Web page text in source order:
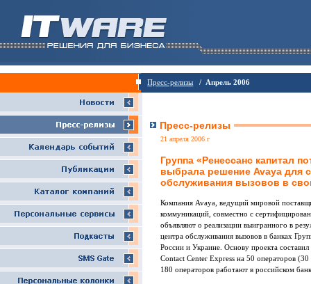
Пресс-релизы / Апрель 2006
Пресс-релизы
21 апреля 2006 г
Группа «Ренессанс капитал
выбрала решение Avaya для
обслуживания вызовов в
Компания Avaya, ведущий мировой
коммуникаций, совместно с
объявляют о реализации выигранного в
центра обслуживания вызовов в банках
России и Украине. Основу проекта
Contact Center Express на 50 операторов
180 операторов работают в российском